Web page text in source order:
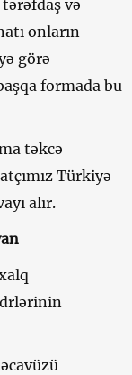
və
onların
görə
formada bu
təkcə
Türkiyə
alır.